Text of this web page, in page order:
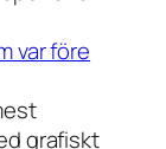
var före
grafiskt